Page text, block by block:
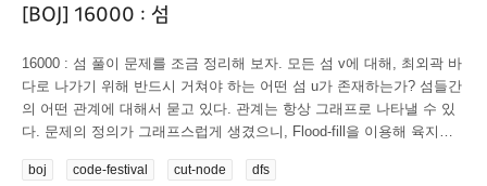
[BOJ] 16000 : 섬
16000 : 섬 풀이 문제를 조금 정리해 보자. 모든 섬 v에 대해, 최외곽 바
다로 나가기 위해 반드시 거쳐야 하는 어떤 섬 u가 존재하는가? 섬들간
의 어떤 관계에 대해서 묻고 있다. 관계는 항상 그래프로 나타낼 수 있
다. 문제의 정의가 그래프스럽게 생겼으니, Flood-fill을 이용해 육지와
외곽 바다를 1번 노드로 두고 문제를 다시 생각해 보자. 모든 섬 노드 v
boj code-festival cut-node dfs